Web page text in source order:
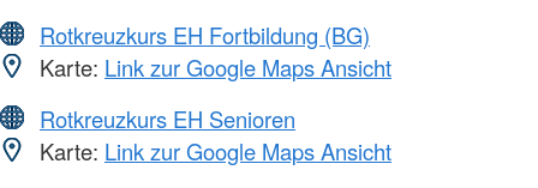
Rotkreuzkurs EH Fortbildung (BG)
Karte: Link zur Google Maps Ansicht
Rotkreuzkurs EH Senioren
Karte: Link zur Google Maps Ansicht